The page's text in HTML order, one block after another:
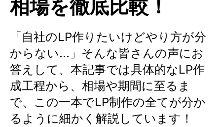
相場を徹底比較！
「自社のLP作りたいけどやり方が分
からない…」そんな皆さんの声にお
答えして、本記事では具体的なLP作
成工程から、相場や期間に至るま
で、この一本でLP制作の全てが分か
るように細かく解説しています！